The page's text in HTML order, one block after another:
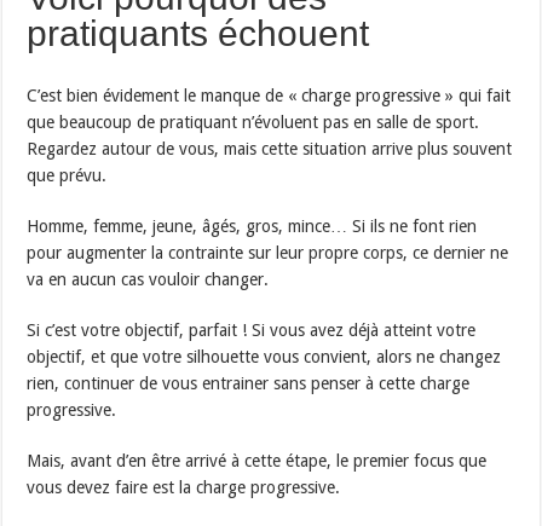
pratiquants échouent
C’est bien évidement le manque de « charge progressive » qui fait
que beaucoup de pratiquant n’évoluent pas en salle de sport.
Regardez autour de vous, mais cette situation arrive plus souvent
que prévu.
Homme, femme, jeune, âgés, gros, mince… Si ils ne font rien
pour augmenter la contrainte sur leur propre corps, ce dernier ne
va en aucun cas vouloir changer.
Si c’est votre objectif, parfait ! Si vous avez déjà atteint votre
objectif, et que votre silhouette vous convient, alors ne changez
rien, continuer de vous entrainer sans penser à cette charge
progressive.
Mais, avant d’en être arrivé à cette étape, le premier focus que
vous devez faire est la charge progressive.